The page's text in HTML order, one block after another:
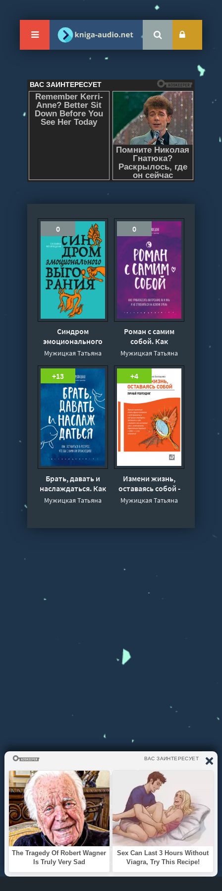
0
Синдром
эмоционального
выгорания -
Мужицкая Татьяна
0
Роман с самим
собой. Как
уравновесить
инь и не
отвлекаться на
всякую хрень -
Татьяна Мужицкая
Мужицкая Татьяна
+13
Брать, давать и
наслаждаться. Как
оставаться в
Мужицкая Татьяна
+4
Измени жизнь,
оставаясь собой -
Татьяна Мужицкая,
Мужицкая Татьяна
ЧТО СЛУШАЕМ?
ТОП 100
Жанры
ИНФОРМАЦИЯ
Политика конфиденциальности
Правообладателям